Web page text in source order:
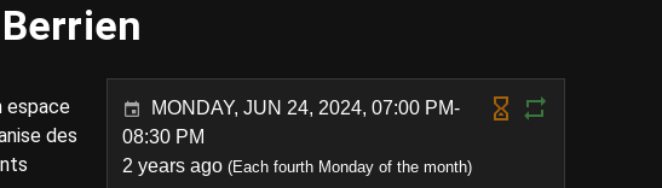
espace
des
MONDAY, JUN 24, 2024, 07:00 PM-
08:30 PM
2 years ago (Each fourth Monday of the month)